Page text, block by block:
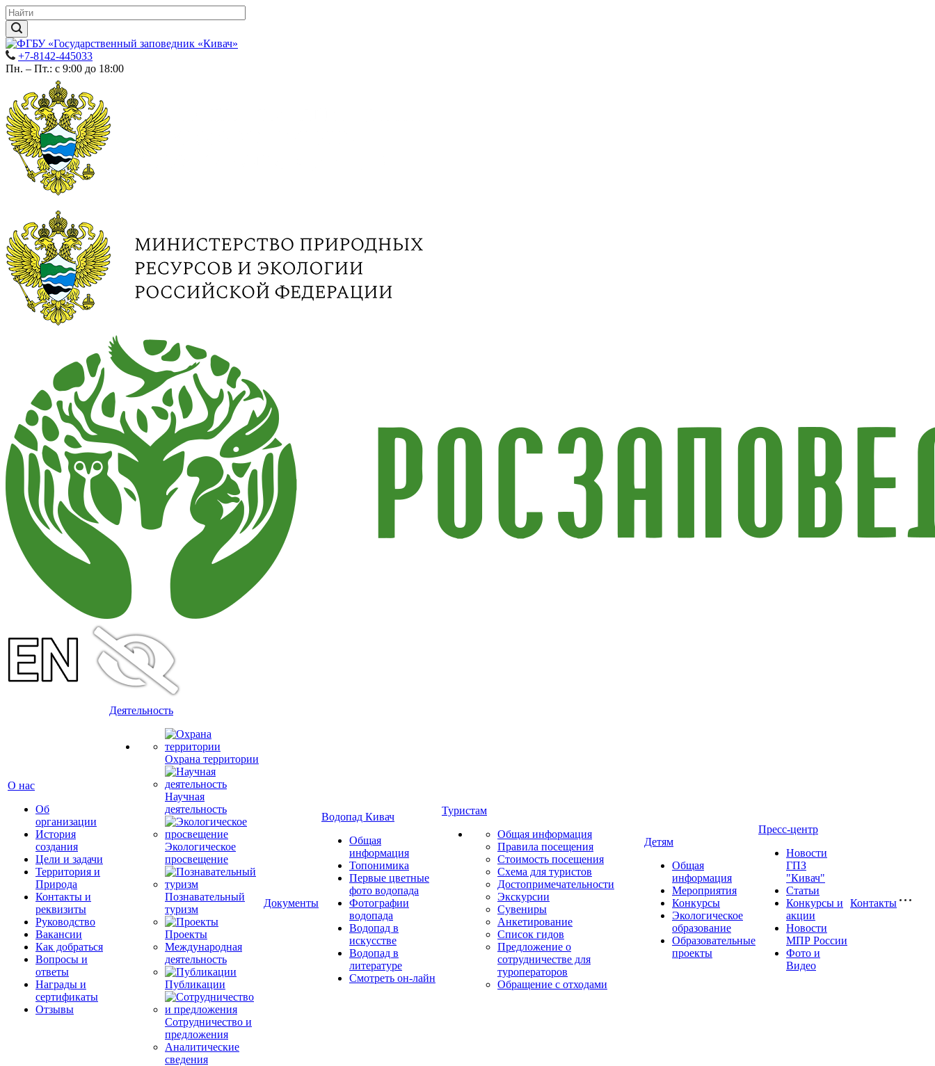
+7-8142-445033
Пн. – Пт.: с 9:00 до 18:00
О нас
Об
организации
История
создания
Цели и задачи
Территория и
Природа
Контакты и
реквизиты
Руководство
Вакансии
Как добраться
Вопросы и
ответы
Награды и
сертификаты
Отзывы
Деятельность
Охрана территории
Научная
деятельность
Экологическое
просвещение
Познавательный
туризм
Проекты
Международная
деятельность
Публикации
Сотрудничество и
предложения
Аналитические
сведения
Документы
Водопад Кивач
Общая
информация
Топонимика
Первые цветные
фото водопада
Фотографии
водопада
Водопад в
искусстве
Водопад в
литературе
Смотреть он-лайн
Туристам
Общая информация
Правила посещения
Стоимость посещения
Схема для туристов
Достопримечательности
Экскурсии
Сувениры
Анкетирование
Список гидов
Предложение о
сотрудничестве для
туроператоров
Обращение с отходами
Детям
Общая
информация
Мероприятия
Конкурсы
Экологическое
образование
Образовательные
проекты
Пресс-центр
Новости
ГПЗ
"Кивач"
Статьи
Конкурсы и
акции
Новости
МПР России
Фото и
Видео
Контакты